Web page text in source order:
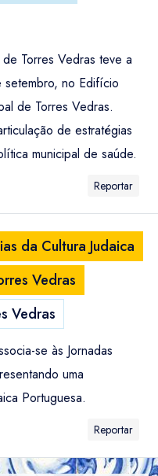
Torres Vedras teve a
setembro, no Edifício
de Torres Vedras.
de estratégias
municipal de saúde.
Reportar
da Cultura Judaica
Vedras
Vedras
se às Jornadas
uma
Portuguesa.
Reportar